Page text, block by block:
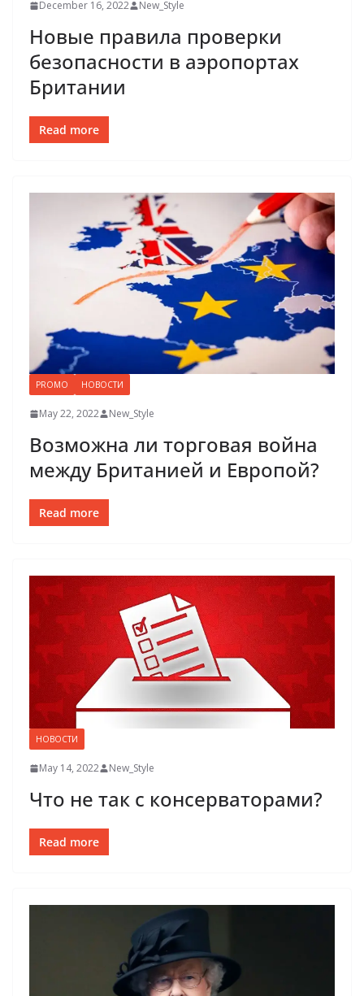
December 16, 2022 New_Style
Новые правила проверки
безопасности в аэропортах
Британии
Read more
PROMO НОВОСТИ
May 22, 2022 New_Style
Возможна ли торговая война
между Британией и Европой?
Read more
НОВОСТИ
May 14, 2022 New_Style
Что не так с консерваторами?
Read more